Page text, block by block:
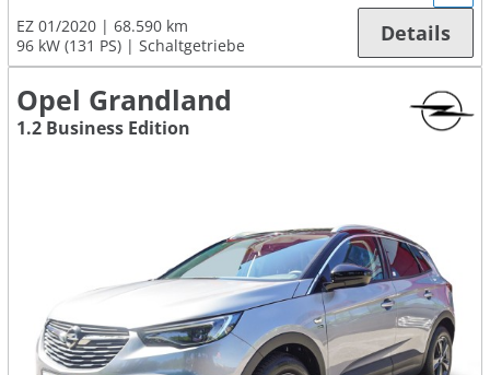
EZ 01/2020
68.590 km
96 kW (131 PS)
Schaltgetriebe Details
Opel Grandland
1.2 Business Edition